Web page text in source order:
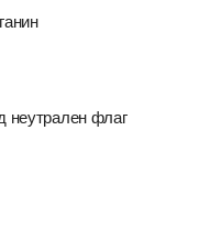
неутрален флаг